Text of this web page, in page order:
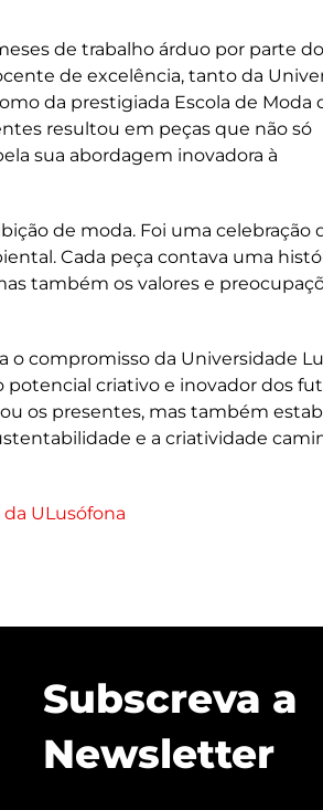
de trabalho árduo por parte
de excelência, tanto da
da prestigiada Escola de Moda
resultou em peças que não só
sua abordagem inovadora à
de moda. Foi uma celebração
Cada peça contava uma
também os valores e
o compromisso da Universidade
potencial criativo e inovador dos
os presentes, mas também
e a criatividade
ULusófona
Subscreva a
Newsletter